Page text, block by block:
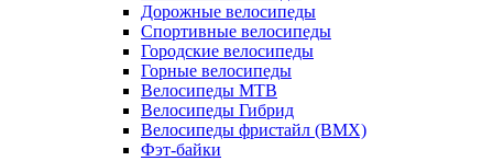
Дорожные велосипеды
Спортивные велосипеды
Городские велосипеды
Горные велосипеды
Велосипеды MTB
Велосипеды Гибрид
Велосипеды фристайл (BMX)
Фэт-байки